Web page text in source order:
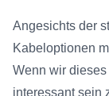
Angesichts der
Kabeloptionen
Wenn wir
interessant sein